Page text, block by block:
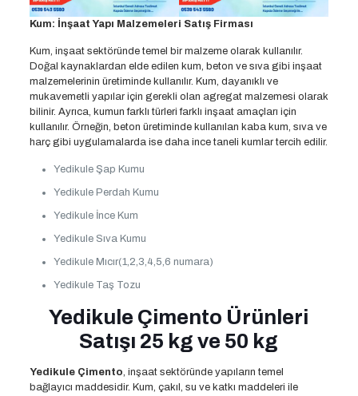
Kum: İnşaat Yapı Malzemeleri Satış Firması
Kum, inşaat sektöründe temel bir malzeme olarak kullanılır.
Doğal kaynaklardan elde edilen kum, beton ve sıva gibi inşaat
malzemelerinin üretiminde kullanılır. Kum, dayanıklı ve
mukavemetli yapılar için gerekli olan agregat malzemesi olarak
bilinir. Ayrıca, kumun farklı türleri farklı inşaat amaçları için
kullanılır. Örneğin, beton üretiminde kullanılan kaba kum, sıva ve
harç gibi uygulamalarda ise daha ince taneli kumlar tercih edilir.
Yedikule Şap Kumu
Yedikule Perdah Kumu
Yedikule İnce Kum
Yedikule Sıva Kumu
Yedikule Mıcır(1,2,3,4,5,6 numara)
Yedikule Taş Tozu
Yedikule Çimento Ürünleri
Satışı 25 kg ve 50 kg
Yedikule Çimento, inşaat sektöründe yapıların temel
bağlayıcı maddesidir. Kum, çakıl, su ve katkı maddeleri ile